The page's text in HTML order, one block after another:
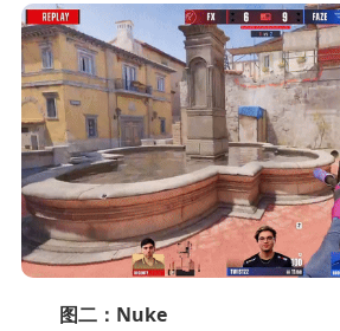
图二：Nuke